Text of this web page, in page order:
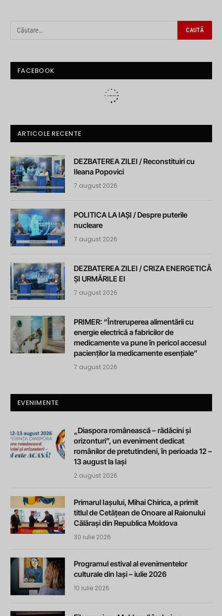
FACEBOOK
ARTICOLE RECENTE
DEZBATEREA ZILEI / Reconstituiri cu
Ileana Popovici
7 august 2026
POLITICA LA IAȘI / Despre puterile
nucleare
7 august 2026
DEZBATEREA ZILEI / CRIZA ENERGETICĂ
ȘI URMĂRILE EI
7 august 2026
PRIMER: “Întreruperea alimentării cu
energie electrică a fabricilor de
medicamente va pune în pericol accesul
pacienților la medicamente esențiale”
7 august 2026
EVENIMENTE
„Diaspora românească – rădăcini și
orizonturi”, un eveniment dedicat
românilor de pretutindeni, în perioada 12 –
13 august la Iași
2 august 2026
Primarul Iașului, Mihai Chirica, a primit
titlul de Cetățean de Onoare al Raionului
Călărași din Republica Moldova
30 iulie 2026
Programul estival al evenimentelor
culturale din Iași – iulie 2026
10 iulie 2026